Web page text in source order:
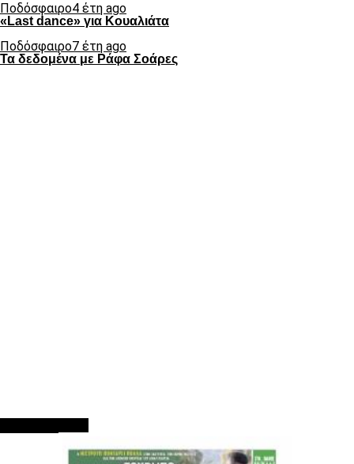
Ποδόσφαιρο4 έτη ago
«Last dance» για Κουαλιάτα
Ποδόσφαιρο7 έτη ago
Τα δεδομένα με Ράφα Σοάρες